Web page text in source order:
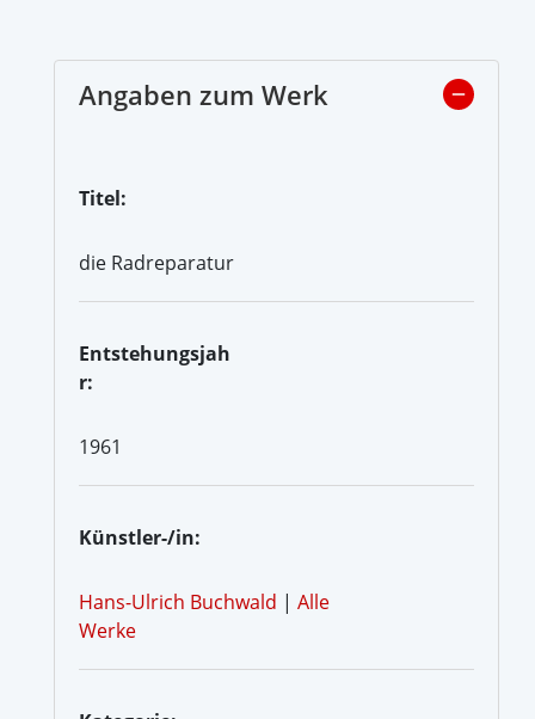
Angaben zum Werk
Titel:
die Radreparatur
Entstehungsjah
r:
1961
Künstler-/in:
Hans-Ulrich Buchwald | Alle
Werke